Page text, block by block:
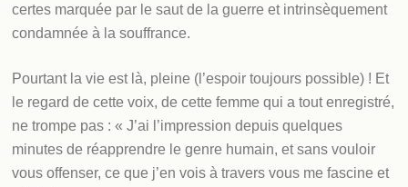
certes marquée par le saut de la guerre et intrinsèquement
condamnée à la souffrance.
Pourtant la vie est là, pleine (l’espoir toujours possible) ! Et
le regard de cette voix, de cette femme qui a tout enregistré,
ne trompe pas : « J’ai l’impression depuis quelques
minutes de réapprendre le genre humain, et sans vouloir
vous offenser, ce que j’en vois à travers vous me fascine et